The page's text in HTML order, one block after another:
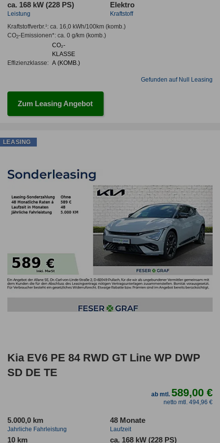
ca. 168 kW (228 PS)
Leistung
Elektro
Kraftstoff
Kraftstoffverbr.¹: ca. 16,0 kWh/100km(komb.)
CO2-Emissionen*: ca. 0 g/km(komb.)
Effizienzklasse:
CO₂-
KLASSE
A (KOMB.)
Gefunden auf Null Leasing
Zum Leasing Angebot
Kia EV6 PE 84 RWD GT Line WP DWP
SD DE TE
ab mtl.589,00 €
netto mtl. 494,96 €
5.000,0 km
Jahrliche Fahrleistung
48 Monate
Laufzeit
10 km ca. 168 kW (228 PS)
LEASING